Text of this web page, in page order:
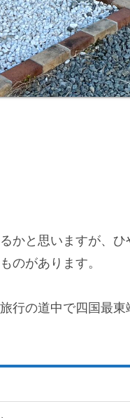
かと思いますが、
のがあります。
行の道中で四国最